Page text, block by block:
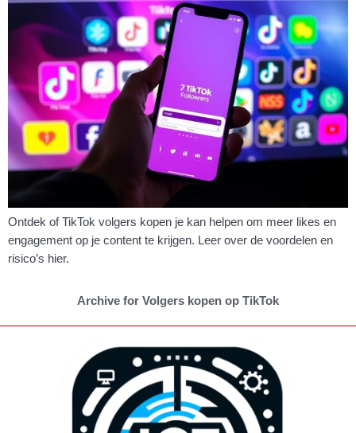
Ontdek of TikTok volgers kopen je kan helpen om meer likes en
engagement op je content te krijgen. Leer over de voordelen en
risico’s hier.
Archive for Volgers kopen op TikTok